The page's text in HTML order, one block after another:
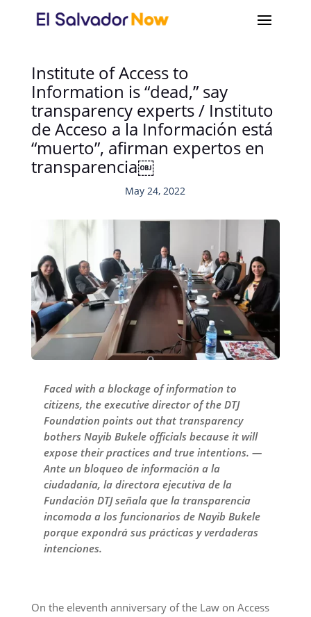
Institute of Access to
Information is “dead,” say
transparency experts / Instituto
de Acceso a la Información está
“muerto”, afirman expertos en
transparencia￼
May 24, 2022
Faced with a blockage of information to
citizens, the executive director of the DTJ
Foundation points out that transparency
bothers Nayib Bukele officials because it will
expose their practices and true intentions. —
Ante un bloqueo de información a la
ciudadanía, la directora ejecutiva de la
Fundación DTJ señala que la transparencia
incomoda a los funcionarios de Nayib Bukele
porque expondrá sus prácticas y verdaderas
intenciones.
On the eleventh anniversary of the Law on Access